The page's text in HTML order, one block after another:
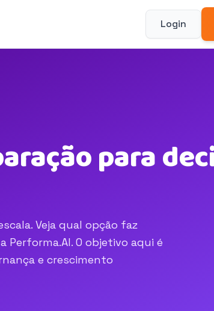
Login
para
Veja qual opção faz
O objetivo aqui é
e crescimento